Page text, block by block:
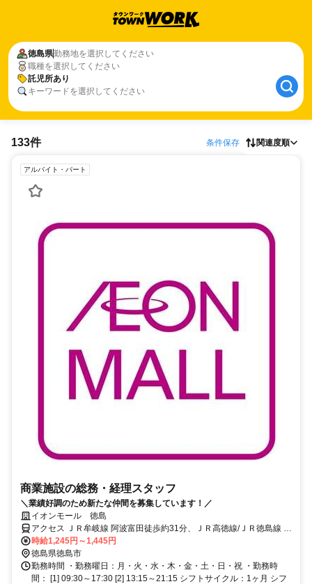
徳島県勤務地を選択してください
職種を選択してください
託児所あり
キーワードを選択してください
133件 条件保存 関連度順
アルバイト・パート
商業施設の総務・経理スタッフ
＼業績好調のため新たな仲間を募集しています！／
イオンモール 徳島
アクセス ＪＲ牟岐線 阿波富田徒歩約31分、ＪＲ高徳線/ＪＲ徳島線 徳
島徒歩約39分、連絡バス 徳島徒歩約39分 「徳島駅」よりバス20分
◎車通勤可
時給1,245円～1,445円
徳島県徳島市
勤務時間 ・勤務曜日：月・火・水・木・金・土・日・祝 ・勤務時
間： [1] 09:30～17:30 [2] 13:15～21:15 シフトサイクル：1ヶ月 シフ